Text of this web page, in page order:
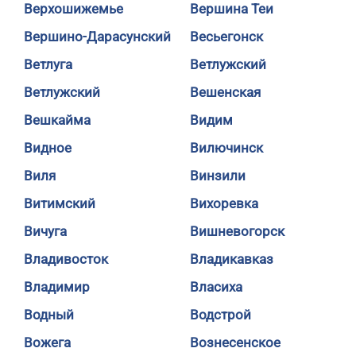
Верхошижемье
Вершина Теи
Вершино-Дарасунский
Весьегонск
Ветлуга
Ветлужский
Ветлужский
Вешенская
Вешкайма
Видим
Видное
Вилючинск
Виля
Винзили
Витимский
Вихоревка
Вичуга
Вишневогорск
Владивосток
Владикавказ
Владимир
Власиха
Водный
Водстрой
Вожега
Вознесенское